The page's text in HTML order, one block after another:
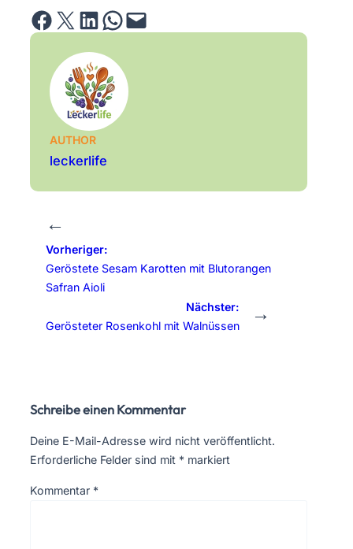
Share on Facebook Email this Page Share on LinkedIn Share on WhatsApp Email this Page
AUTHOR
leckerlife
←
Vorheriger:
Geröstete Sesam Karotten mit Blutorangen
Safran Aioli
Nächster:
Gerösteter Rosenkohl mit Walnüssen
→
Schreibe einen Kommentar
Deine E-Mail-Adresse wird nicht veröffentlicht.
Erforderliche Felder sind mit * markiert
Kommentar *